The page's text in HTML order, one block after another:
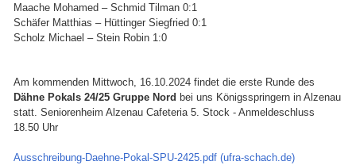
Maache Mohamed – Schmid Tilman 0:1
Schäfer Matthias – Hüttinger Siegfried 0:1
Scholz Michael – Stein Robin 1:0
Am kommenden Mittwoch, 16.10.2024 findet die erste Runde des
Dähne Pokals 24/25 Gruppe Nord bei uns Königsspringern in Alzenau
statt. Seniorenheim Alzenau Cafeteria 5. Stock - Anmeldeschluss
18.50 Uhr
Ausschreibung-Daehne-Pokal-SPU-2425.pdf (ufra-schach.de)